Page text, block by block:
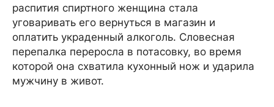
распития спиртного женщина стала
уговаривать его вернуться в магазин и
оплатить украденный алкоголь. Словесная
перепалка переросла в потасовку, во время
которой она схватила кухонный нож и ударила
мужчину в живот.